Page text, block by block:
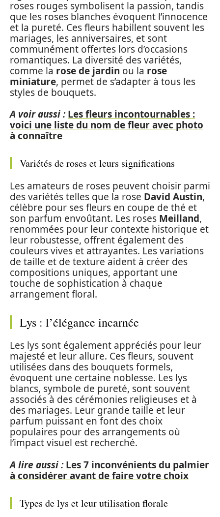
roses rouges symbolisent la passion, tandis
que les roses blanches évoquent l’innocence
et la pureté. Ces fleurs habillent souvent les
mariages, les anniversaires, et sont
communément offertes lors d’occasions
romantiques. La diversité des variétés,
comme la rose de jardin ou la rose
miniature, permet de s’adapter à tous les
styles de bouquets.
A voir aussi : Les fleurs incontournables :
voici une liste du nom de fleur avec photo
à connaître
Variétés de roses et leurs significations
Les amateurs de roses peuvent choisir parmi
des variétés telles que la rose David Austin,
célèbre pour ses fleurs en coupe de thé et
son parfum envoûtant. Les roses Meilland,
renommées pour leur contexte historique et
leur robustesse, offrent également des
couleurs vives et attrayantes. Les variations
de taille et de texture aident à créer des
compositions uniques, apportant une
touche de sophistication à chaque
arrangement floral.
Lys : l’élégance incarnée
Les lys sont également appréciés pour leur
majesté et leur allure. Ces fleurs, souvent
utilisées dans des bouquets formels,
évoquent une certaine noblesse. Les lys
blancs, symbole de pureté, sont souvent
associés à des cérémonies religieuses et à
des mariages. Leur grande taille et leur
parfum puissant en font des choix
populaires pour des arrangements où
l’impact visuel est recherché.
A lire aussi : Les 7 inconvénients du palmier
à considérer avant de faire votre choix
Types de lys et leur utilisation florale